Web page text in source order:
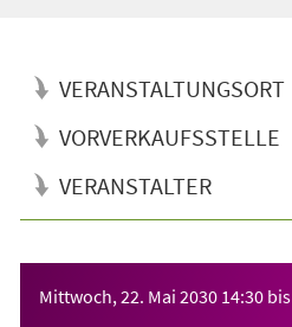
VERANSTALTUNGSORT
VORVERKAUFSSTELLE
VERANSTALTER
Mittwoch, 22. Mai 2030 14:30 bis